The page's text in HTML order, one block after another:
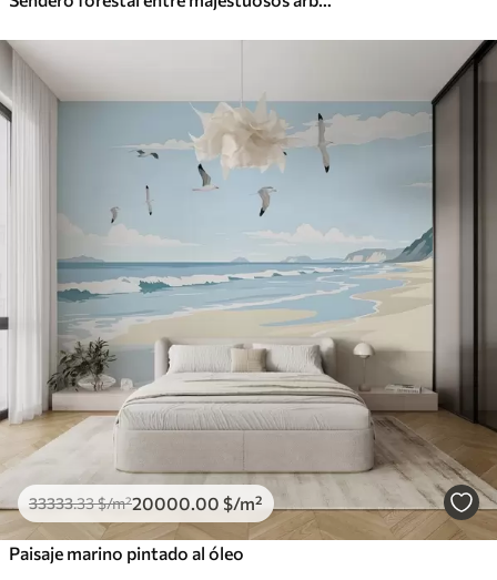
33333.33$/m²20000 .00 $/m²
Paisaje marino pintado al óleo